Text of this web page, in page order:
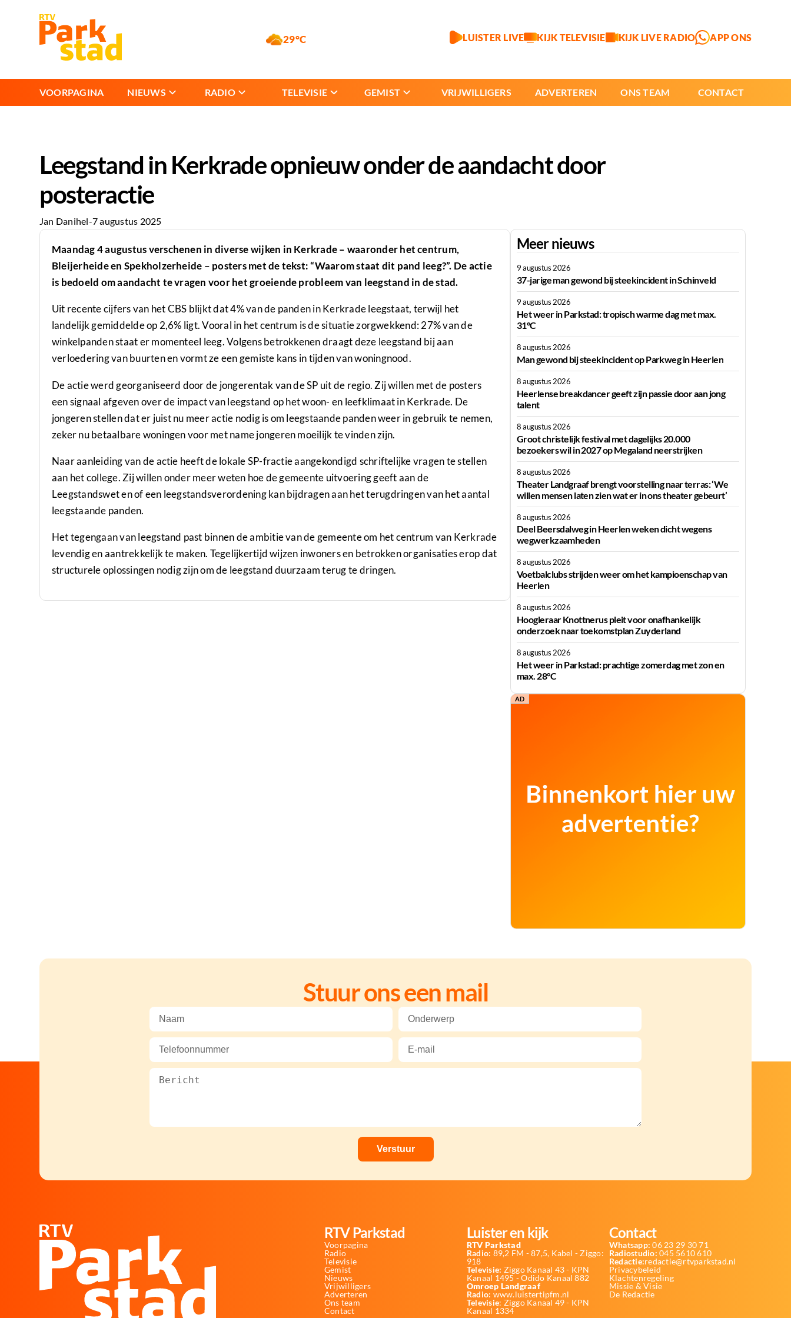
29°C LUISTER LIVE KIJK TELEVISIE KIJK LIVE RADIO APP ONS
VOORPAGINA NIEUWS RADIO TELEVISIE GEMIST VRIJWILLIGERS ADVERTEREN ONS TEAM CONTACT
Leegstand in Kerkrade opnieuw onder de aandacht door
posteractie
Jan Danihel-7 augustus 2025
Maandag 4 augustus verschenen in diverse wijken in Kerkrade – waaronder het centrum,
Bleijerheide en Spekholzerheide – posters met de tekst: “Waarom staat dit pand leeg?”. De actie
is bedoeld om aandacht te vragen voor het groeiende probleem van leegstand in de stad.
Uit recente cijfers van het CBS blijkt dat 4% van de panden in Kerkrade leegstaat, terwijl het
landelijk gemiddelde op 2,6% ligt. Vooral in het centrum is de situatie zorgwekkend: 27% van de
winkelpanden staat er momenteel leeg. Volgens betrokkenen draagt deze leegstand bij aan
verloedering van buurten en vormt ze een gemiste kans in tijden van woningnood.
De actie werd georganiseerd door de jongerentak van de SP uit de regio. Zij willen met de posters
een signaal afgeven over de impact van leegstand op het woon- en leefklimaat in Kerkrade. De
jongeren stellen dat er juist nu meer actie nodig is om leegstaande panden weer in gebruik te nemen,
zeker nu betaalbare woningen voor met name jongeren moeilijk te vinden zijn.
Naar aanleiding van de actie heeft de lokale SP-fractie aangekondigd schriftelijke vragen te stellen
aan het college. Zij willen onder meer weten hoe de gemeente uitvoering geeft aan de
Leegstandswet en of een leegstandsverordening kan bijdragen aan het terugdringen van het aantal
leegstaande panden.
Het tegengaan van leegstand past binnen de ambitie van de gemeente om het centrum van Kerkrade
levendig en aantrekkelijk te maken. Tegelijkertijd wijzen inwoners en betrokken organisaties erop dat
structurele oplossingen nodig zijn om de leegstand duurzaam terug te dringen.
Meer nieuws
9 augustus 2026
37-jarige man gewond bij steekincident in Schinveld
9 augustus 2026
Het weer in Parkstad: tropisch warme dag met max.
31°C
8 augustus 2026
Man gewond bij steekincident op Parkweg in Heerlen
8 augustus 2026
Heerlense breakdancer geeft zijn passie door aan jong
talent
8 augustus 2026
Groot christelijk festival met dagelijks 20.000
bezoekers wil in 2027 op Megaland neerstrijken
8 augustus 2026
Theater Landgraaf brengt voorstelling naar terras: ‘We
willen mensen laten zien wat er in ons theater gebeurt’
8 augustus 2026
Deel Beersdalweg in Heerlen weken dicht wegens
wegwerkzaamheden
8 augustus 2026
Voetbalclubs strijden weer om het kampioenschap van
Heerlen
8 augustus 2026
Hoogleraar Knottnerus pleit voor onafhankelijk
onderzoek naar toekomstplan Zuyderland
8 augustus 2026
Het weer in Parkstad: prachtige zomerdag met zon en
max. 28°C
AD
Stuur ons een mail
RTV Parkstad
Voorpagina
Radio
Televisie
Gemist
Nieuws
Vrijwilligers
Adverteren
Ons team
Contact
Luister en kijk
RTV Parkstad
Radio: 89,2 FM - 87,5, Kabel - Ziggo:
918
Televisie: Ziggo Kanaal 43 - KPN
Kanaal 1495 - Odido Kanaal 882
Omroep Landgraaf
Radio: www.luistertipfm.nl
Televisie: Ziggo Kanaal 49 - KPN
Kanaal 1334
Contact
Whatsapp: 06 23 29 30 71
Radiostudio: 045 5610 610
Redactie:redactie@rtvparkstad.nl
Privacybeleid
Klachtenregeling
Missie & Visie
De Redactie